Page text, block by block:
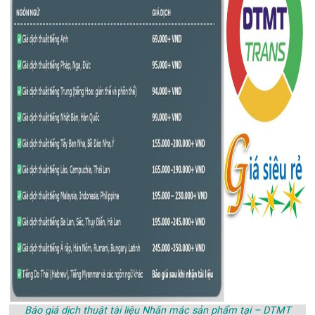
Báo giá dịch thuật tài liệu Nhãn mác sản phẩm tại – DTMT